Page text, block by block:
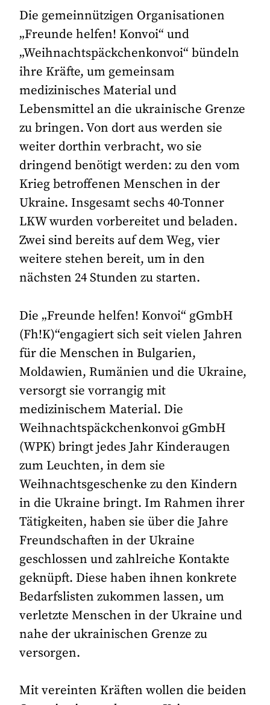
Die gemeinnützigen Organisationen
„Freunde helfen! Konvoi“ und
„Weihnachtspäckchenkonvoi“ bündeln
ihre Kräfte, um gemeinsam
medizinisches Material und
Lebensmittel an die ukrainische Grenze
zu bringen. Von dort aus werden sie
weiter dorthin verbracht, wo sie
dringend benötigt werden: zu den vom
Krieg betroffenen Menschen in der
Ukraine. Insgesamt sechs 40-Tonner
LKW wurden vorbereitet und beladen.
Zwei sind bereits auf dem Weg, vier
weitere stehen bereit, um in den
nächsten 24 Stunden zu starten.
Die „Freunde helfen! Konvoi“ gGmbH
(Fh!K)“engagiert sich seit vielen Jahren
für die Menschen in Bulgarien,
Moldawien, Rumänien und die Ukraine,
versorgt sie vorrangig mit
medizinischem Material. Die
Weihnachtspäckchenkonvoi gGmbH
(WPK) bringt jedes Jahr Kinderaugen
zum Leuchten, in dem sie
Weihnachtsgeschenke zu den Kindern
in die Ukraine bringt. Im Rahmen ihrer
Tätigkeiten, haben sie über die Jahre
Freundschaften in der Ukraine
geschlossen und zahlreiche Kontakte
geknüpft. Diese haben ihnen konkrete
Bedarfslisten zukommen lassen, um
verletzte Menschen in der Ukraine und
nahe der ukrainischen Grenze zu
versorgen.
Mit vereinten Kräften wollen die beiden